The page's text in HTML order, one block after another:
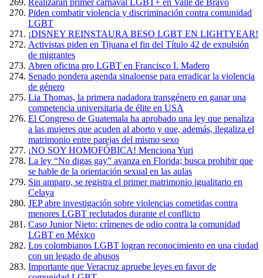
Realizarán primer carnaval LGBT+ en Valle de Bravo
Piden combatir violencia y discriminación contra comunidad
LGBT
¡DISNEY REINSTAURA BESO LGBT EN LIGHTYEAR!
Activistas piden en Tijuana el fin del Título 42 de expulsión
de migrantes
Abren oficina pro LGBT en Francisco I. Madero
Senado pondera agenda sinaloense para erradicar la violencia
de género
Lia Thomas, la primera nadadora transgénero en ganar una
competencia universitaria de élite en USA
El Congreso de Guatemala ha aprobado una ley que penaliza
a las mujeres que acuden al aborto y que, además, ilegaliza el
matrimonio entre parejas del mismo sexo
¡NO SOY HOMOFÓBICA! Menciona Yuri
La ley “No digas gay” avanza en Florida; busca prohibir que
se hable de la orientación sexual en las aulas
Sin amparo, se registra el primer matrimonio igualitario en
Celaya
JEP abre investigación sobre violencias cometidas contra
menores LGBT reclutados durante el conflicto
Caso Junior Nieto: crímenes de odio contra la comunidad
LGBT en México
Los colombianos LGBT logran reconocimiento en una ciudad
con un legado de abusos
Importante que Veracruz apruebe leyes en favor de